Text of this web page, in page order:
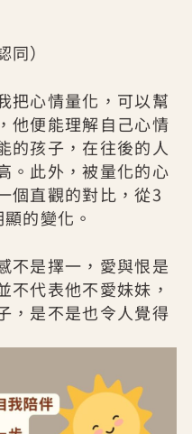
）
把心情量化，可以幫
他便能理解自己心情
的孩子，在往後的人
。此外，被量化的心
個直觀的對比，從3
的變化。
不是擇一，愛與恨是
不代表他不愛妹妹，
，是不是也令人覺得